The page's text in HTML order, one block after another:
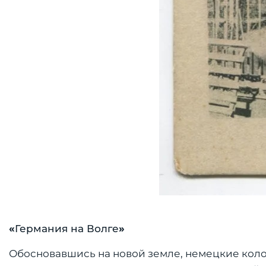
«Германия на Волге»
Обосновавшись на новой земле, немецкие